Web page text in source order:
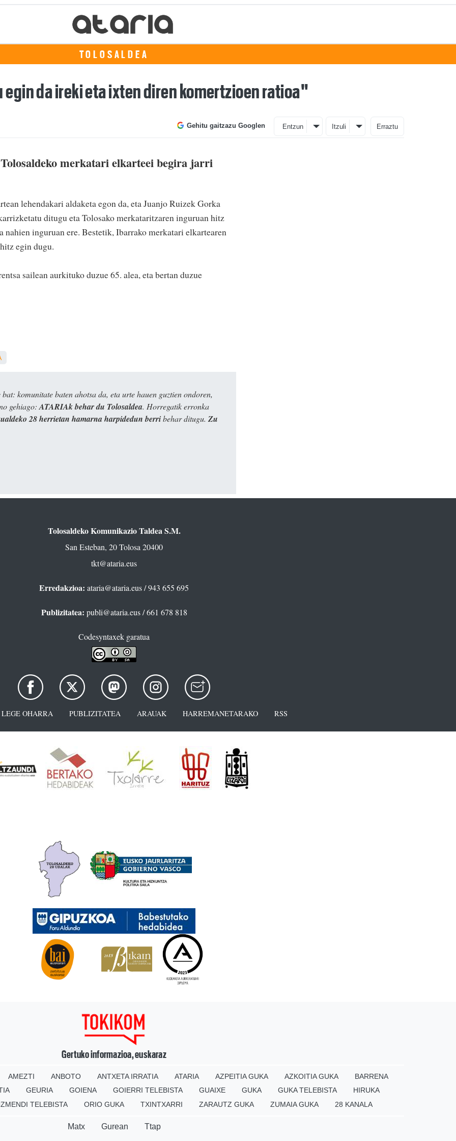
TOLOSALDEA
da ireki eta ixten diren komertzioen ratioa"
Gehitu gaitzazu Googlen Entzun Itzuli Erraztu
merkatari elkarteei begira jarri
lehendakari aldaketa egon da, eta Juanjo Ruizek Gorka
ditugu eta Tolosako merkataritzaren inguruan hitz
inguruan ere. Bestetik, Ibarrako merkatari elkartearen
egin dugu.
sailean aurkituko duzue 65. alea, eta bertan duzue
komunitate baten ahotsa da, eta urte hauen guztien ondoren,
gehiago: ATARIAk behar du Tolosaldea. Horregatik erronka
28 herrietan hamarna harpidedun berribehar ditugu. Zu
Tolosaldeko Komunikazio Taldea S.M.
San Esteban, 20 Tolosa 20400
tkt@ataria.eus
Erredakzioa: ataria@ataria.eus/ 943 655 695
Publizitatea: publi@ataria.eus/ 661 678 818
Codesyntaxek garatua
LEGE OHARRA PUBLIZITATEA ARAUAK HARREMANETARAKO RSS
Gertuko informazioa, euskaraz
AMEZTI ANBOTO ANTXETA IRRATIA ATARIA AZPEITIA GUKA AZKOITIA GUKA
BARRENA
GEURIA GOIENA GOIERRI TELEBISTA GUAIXE GUKA GUKA TELEBISTA
HIRUKA
TELEBISTA ORIO GUKA TXINTXARRI ZARAUTZ GUKA ZUMAIA GUKA 28 KANALA
Matx Gurean Ttap